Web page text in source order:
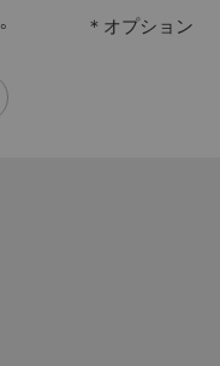
。 ＊オプション